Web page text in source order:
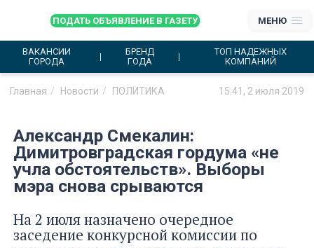
ПОДАТЬ ОБЪЯВЛЕНИЕ В ГАЗЕТУ МЕНЮ
ВАКАНСИИ
ГОРОДА
БРЕНД
ГОДА
ТОП НАДЕЖНЫХ
КОМПАНИЙ
Главная Новости ПОЛИТИКА 15:41, 2 июля 2019
Александр Смекалин:
Димитровградская гордума «не
учла обстоятельств». Выборы
мэра снова срываются
На 2 июля назначено очередное
заседение конкурсной комиссии по